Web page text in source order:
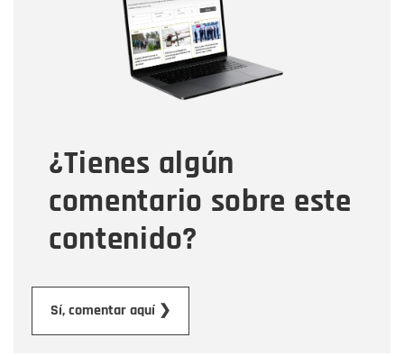
¿Tienes algún
comentario sobre este
contenido?
Sí, comentar aquí ❯
Correo electrónico
Tipo de comentario
Mensaje